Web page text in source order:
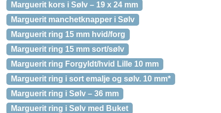
Marguerit kors i Sølv – 19 x 24 mm
Marguerit manchetknapper i Sølv
Marguerit ring 15 mm hvid/forg
Marguerit ring 15 mm sort/sølv
Marguerit ring Forgyldt/hvid Lille 10 mm
Marguerit ring i sort emalje og sølv. 10 mm*
Marguerit ring i Sølv – 36 mm
Marguerit ring i Sølv med Buket